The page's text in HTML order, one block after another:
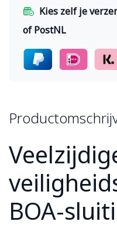
Kies zelf je
of PostNL
BOA-